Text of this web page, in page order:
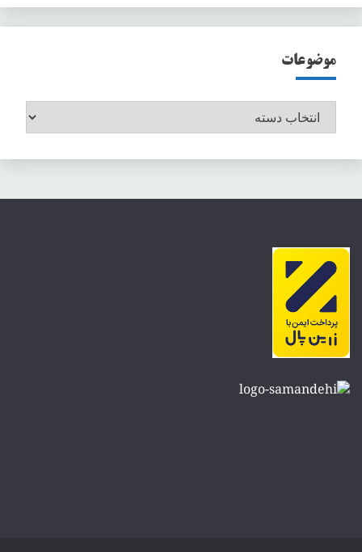
موضوعات
موضوعات